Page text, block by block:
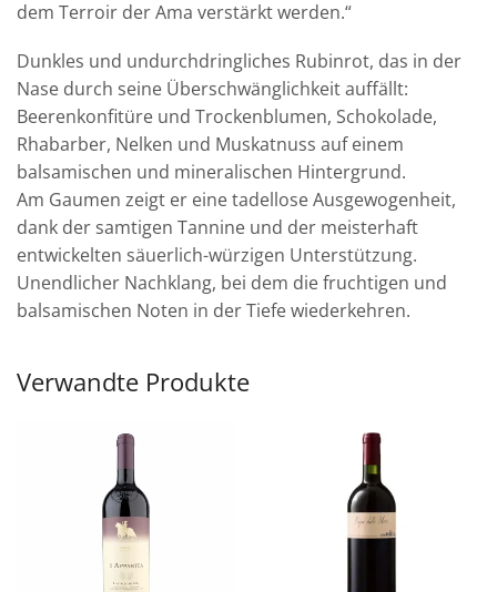
dem Terroir der Ama verstärkt werden.“
Dunkles und undurchdringliches Rubinrot, das in der
Nase durch seine Überschwänglichkeit auffällt:
Beerenkonfitüre und Trockenblumen, Schokolade,
Rhabarber, Nelken und Muskatnuss auf einem
balsamischen und mineralischen Hintergrund.
Am Gaumen zeigt er eine tadellose Ausgewogenheit,
dank der samtigen Tannine und der meisterhaft
entwickelten säuerlich-würzigen Unterstützung.
Unendlicher Nachklang, bei dem die fruchtigen und
balsamischen Noten in der Tiefe wiederkehren.
Verwandte Produkte